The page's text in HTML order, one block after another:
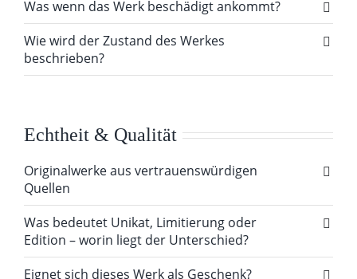
Was wenn das Werk beschädigt ankommt?
Wie wird der Zustand des Werkes
beschrieben?
Echtheit & Qualität
Originalwerke aus vertrauenswürdigen
Quellen
Was bedeutet Unikat, Limitierung oder
Edition – worin liegt der Unterschied?
Eignet sich dieses Werk als Geschenk?